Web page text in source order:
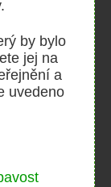
by bylo
jej na
a
uvedeno